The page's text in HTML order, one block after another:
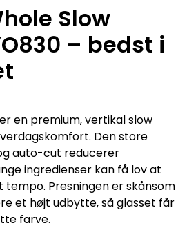
Slow
– bedst i
en premium, vertikal slow
Den store
auto-cut reducerer
ingredienser kan få lov at
tempo. Presningen er skånsom
et højt udbytte, så glasset får
farve.